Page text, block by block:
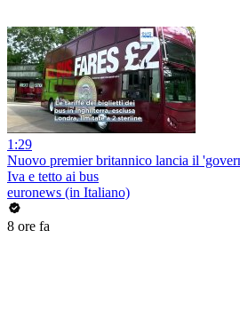
1:29
Nuovo premier britannico lancia il
Iva e tetto ai bus
euronews (in Italiano)
8 ore fa